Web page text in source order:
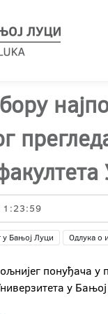
у Бањој Луци Одлука о
понуђача у
у